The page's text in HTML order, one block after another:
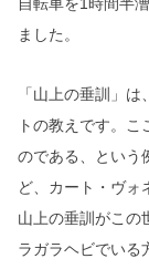
ました。
「山上の垂訓」
トの教えです。
のである、という
ど、カート・ヴォ
山上の垂訓がこの
ラガラヘビでいる